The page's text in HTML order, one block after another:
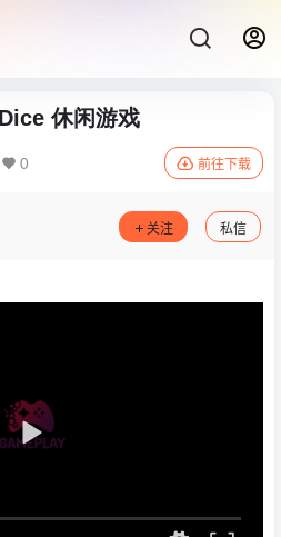
休闲‎游戏
0 前往下载
关注 私信